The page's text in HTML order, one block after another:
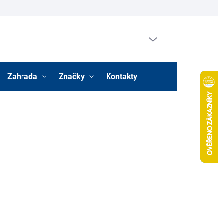
Zahrada Značky Kontakty